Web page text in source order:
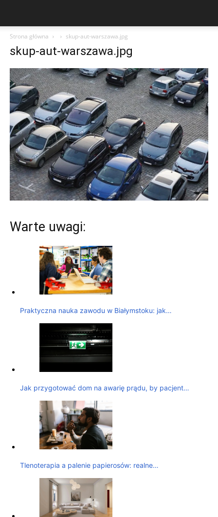
Strona główna skup-aut-warszawa.jpg
skup-aut-warszawa.jpg
Warte uwagi:
Praktyczna nauka zawodu w Białymstoku: jak…
Jak przygotować dom na awarię prądu, by pacjent…
Tlenoterapia a palenie papierosów: realne…